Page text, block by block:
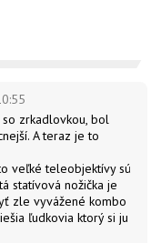
zrkadlovkou, bol
A teraz je to
veľké teleobjektívy sú
statívová nožička je
zle vyvážené kombo
ľudkovia ktorý si ju